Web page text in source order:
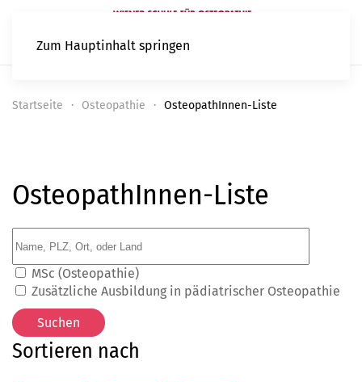
Zum Hauptinhalt springen
Startseite Osteopathie OsteopathInnen-Liste
OsteopathInnen-Liste
MSc (Osteopathie)
Zusätzliche Ausbildung in pädiatrischer Osteopathie
Sortieren nach